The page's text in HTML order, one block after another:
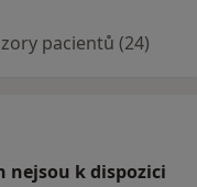
pacientů (24)
nejsou k dispozici